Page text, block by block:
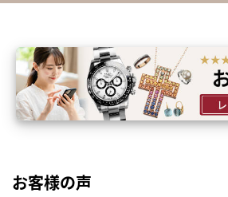
お客様の声